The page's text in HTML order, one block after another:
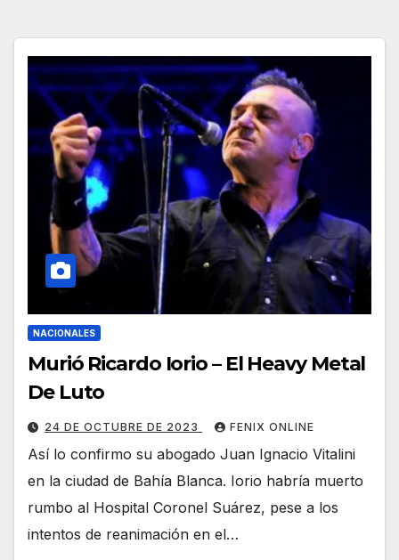
NACIONALES
Murió Ricardo Iorio – El Heavy Metal
De Luto
24 DE OCTUBRE DE 2023 FENIX ONLINE
Así lo confirmo su abogado Juan Ignacio Vitalini
en la ciudad de Bahía Blanca. Iorio habría muerto
rumbo al Hospital Coronel Suárez, pese a los
intentos de reanimación en el…